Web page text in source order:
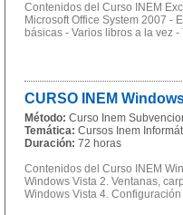
Contenidos del Curso INEM
Microsoft Office System 2007 -
básicas - Varios libros a la vez
CURSO INEM
Método: Curso Inem
Temática: Cursos Inem
Duración: 72 horas
Contenidos del Curso INEM
Windows Vista 2. Ventanas,
Windows Vista 4.